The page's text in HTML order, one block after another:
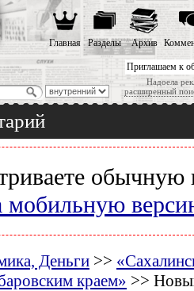
Приглашаем к
Надоела
расширенный
Главная Разделы Архив
обычную
мобильную
Деньги >>
краем» >>